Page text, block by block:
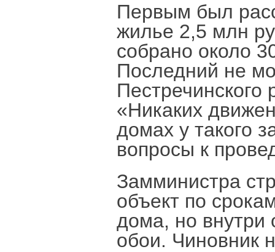
Первым был
жилье 2,5 млн
собрано около
Последний не
«Никаких
домах у такого
вопросы к
Замминистра
объект по
дома, но внутри
обои. Чиновник